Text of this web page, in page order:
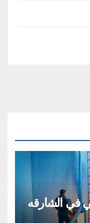
في الشارقه